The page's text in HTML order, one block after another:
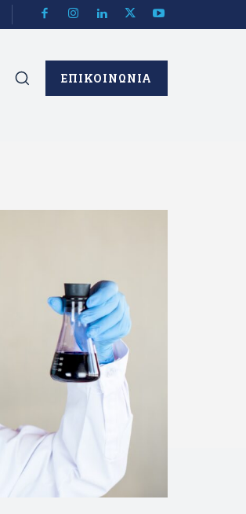
ΕΠΙΚΟΙΝΩΝΙΑ